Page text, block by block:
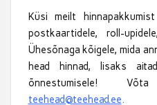
Küsi meilt
postkaartidele, roll-
Ühesõnaga kõigele, mida
head hinnad, lisaks
õnnestumisele!
teehead@teehead.ee.